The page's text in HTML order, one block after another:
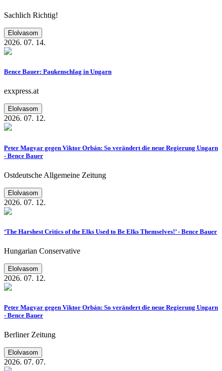
Sachlich Richtig!
Elolvasom
2026. 07. 14.
Bence Bauer: Paukenschlag in Ungarn
exxpress.at
Elolvasom
2026. 07. 12.
Peter Magyar gegen Viktor Orbán: So verändert die neue Regierung Ungarn
- Bence Bauer
Ostdeutsche Allgemeine Zeitung
Elolvasom
2026. 07. 12.
‘The Harshest Critics of the Elks Used to Be Elks Themselves!’ - Bence Bauer
Hungarian Conservative
Elolvasom
2026. 07. 12.
Peter Magyar gegen Viktor Orbán: So verändert die neue Regierung Ungarn
- Bence Bauer
Berliner Zeitung
Elolvasom
2026. 07. 07.